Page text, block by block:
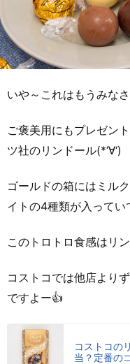
いや～これはもうみな
ご褒美用にもプレゼン
ツ社のリンドール(*‘∀‘)
ゴールドの箱にはミル
イトの4種類が入ってい
このトロトロ食感はリ
コストコでは他店より
ですよー👍
コストコの
当？定番の